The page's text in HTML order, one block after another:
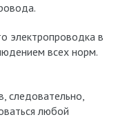
электропроводка в
всех норм.
следовательно,
любой